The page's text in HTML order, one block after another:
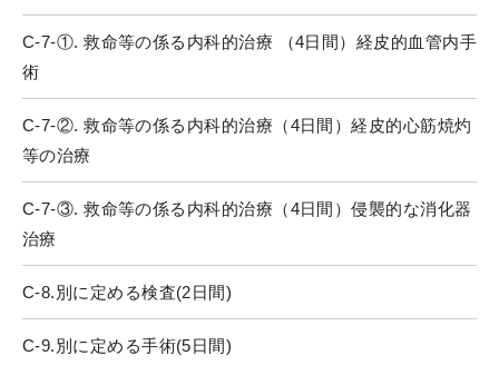
C-7-①. 救命等の係る内科的治療 （4日間）経皮的血管内手
術
C-7-②. 救命等の係る内科的治療（4日間）経皮的心筋焼灼
等の治療
C-7-③. 救命等の係る内科的治療（4日間）侵襲的な消化器
治療
C-8.別に定める検査(2日間)
C-9.別に定める手術(5日間)